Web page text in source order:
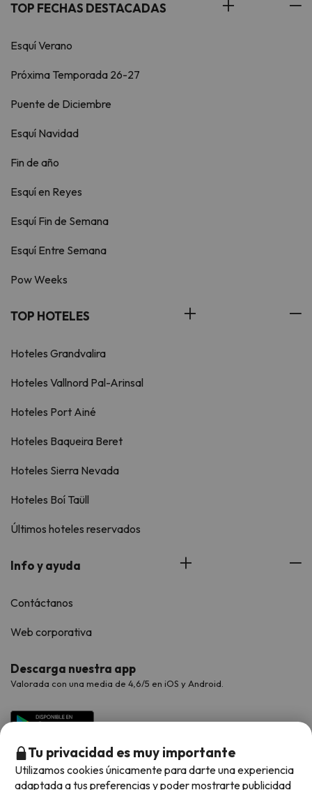
TOP FECHAS DESTACADAS
Esquí Verano
Próxima Temporada 26-27
Puente de Diciembre
Esquí Navidad
Fin de año
Esquí en Reyes
Esquí Fin de Semana
Esquí Entre Semana
Pow Weeks
TOP HOTELES
Hoteles Grandvalira
Hoteles Vallnord Pal-Arinsal
Hoteles Port Ainé
Hoteles Baqueira Beret
Hoteles Sierra Nevada
Hoteles Boí Taüll
Últimos hoteles reservados
Info y ayuda
Contáctanos
Web corporativa
Descarga nuestra app
Valorada con una media de 4,6/5 en iOS y Android.
Tu privacidad es muy importante
Utilizamos cookies únicamente para darte una experiencia
adaptada a tus preferencias y poder mostrarte publicidad